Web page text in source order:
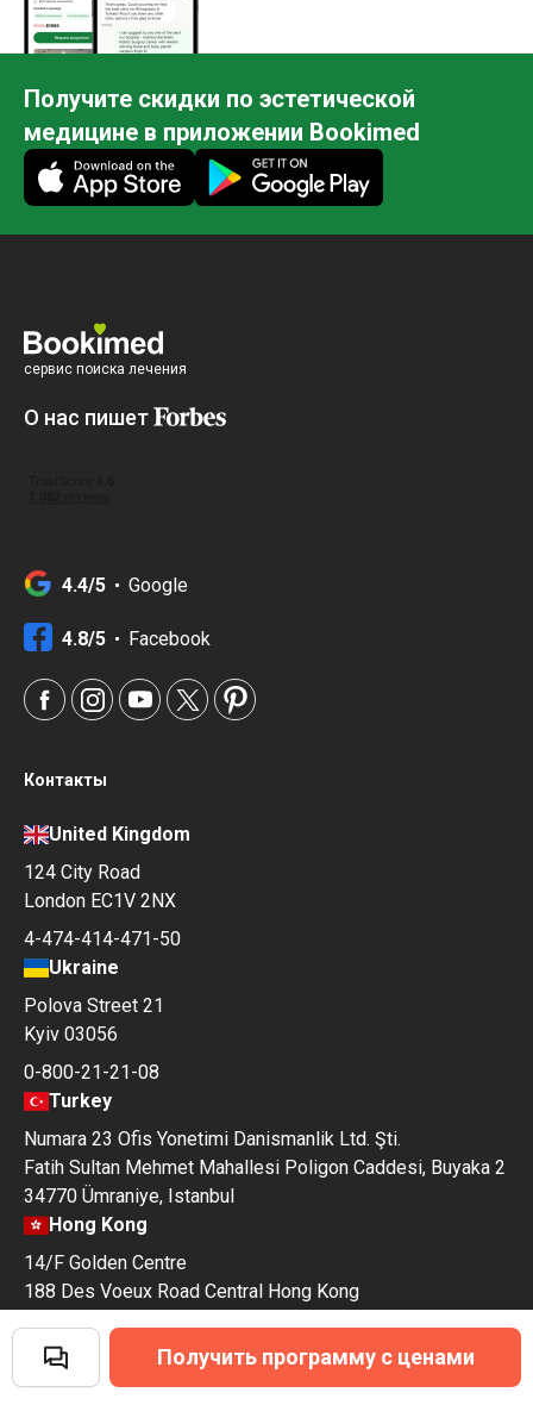
Получить программу с ценами
Получите скидки по эстетической
медицине в приложении Bookimed
сервис поиска лечения
О нас пишет
4.4/5 Google
4.8/5 Facebook
Контакты
United Kingdom
124 City Road
London EC1V 2NX
4-474-414-471-50
Ukraine
Polova Street 21
Kyiv 03056
0-800-21-21-08
Turkey
Numara 23 Ofis Yonetimi Danismanlik Ltd. Şti.
Fatih Sultan Mehmet Mahallesi Poligon Caddesi, Buyaka 2
34770 Ümraniye, Istanbul
Hong Kong
14/F Golden Centre
188 Des Voeux Road Central Hong Kong